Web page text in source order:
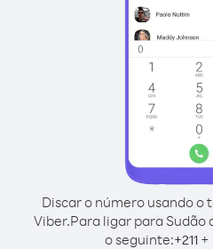
Discar o número usando o
Viber.Para ligar para Sudão
o seguinte:+211+